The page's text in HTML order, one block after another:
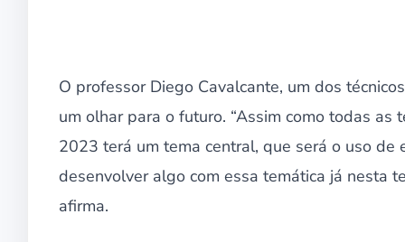
O professor Diego Cavalcante, um dos
um olhar para o futuro. “Assim como todas
2023 terá um tema central, que será o uso
desenvolver algo com essa temática já nesta
afirma.